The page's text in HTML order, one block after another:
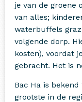
je van de groene
van alles;
waterbuffels
volgende dorp.
kosten), voordat
gebracht. Het is
Bac Ha is
grootste in de